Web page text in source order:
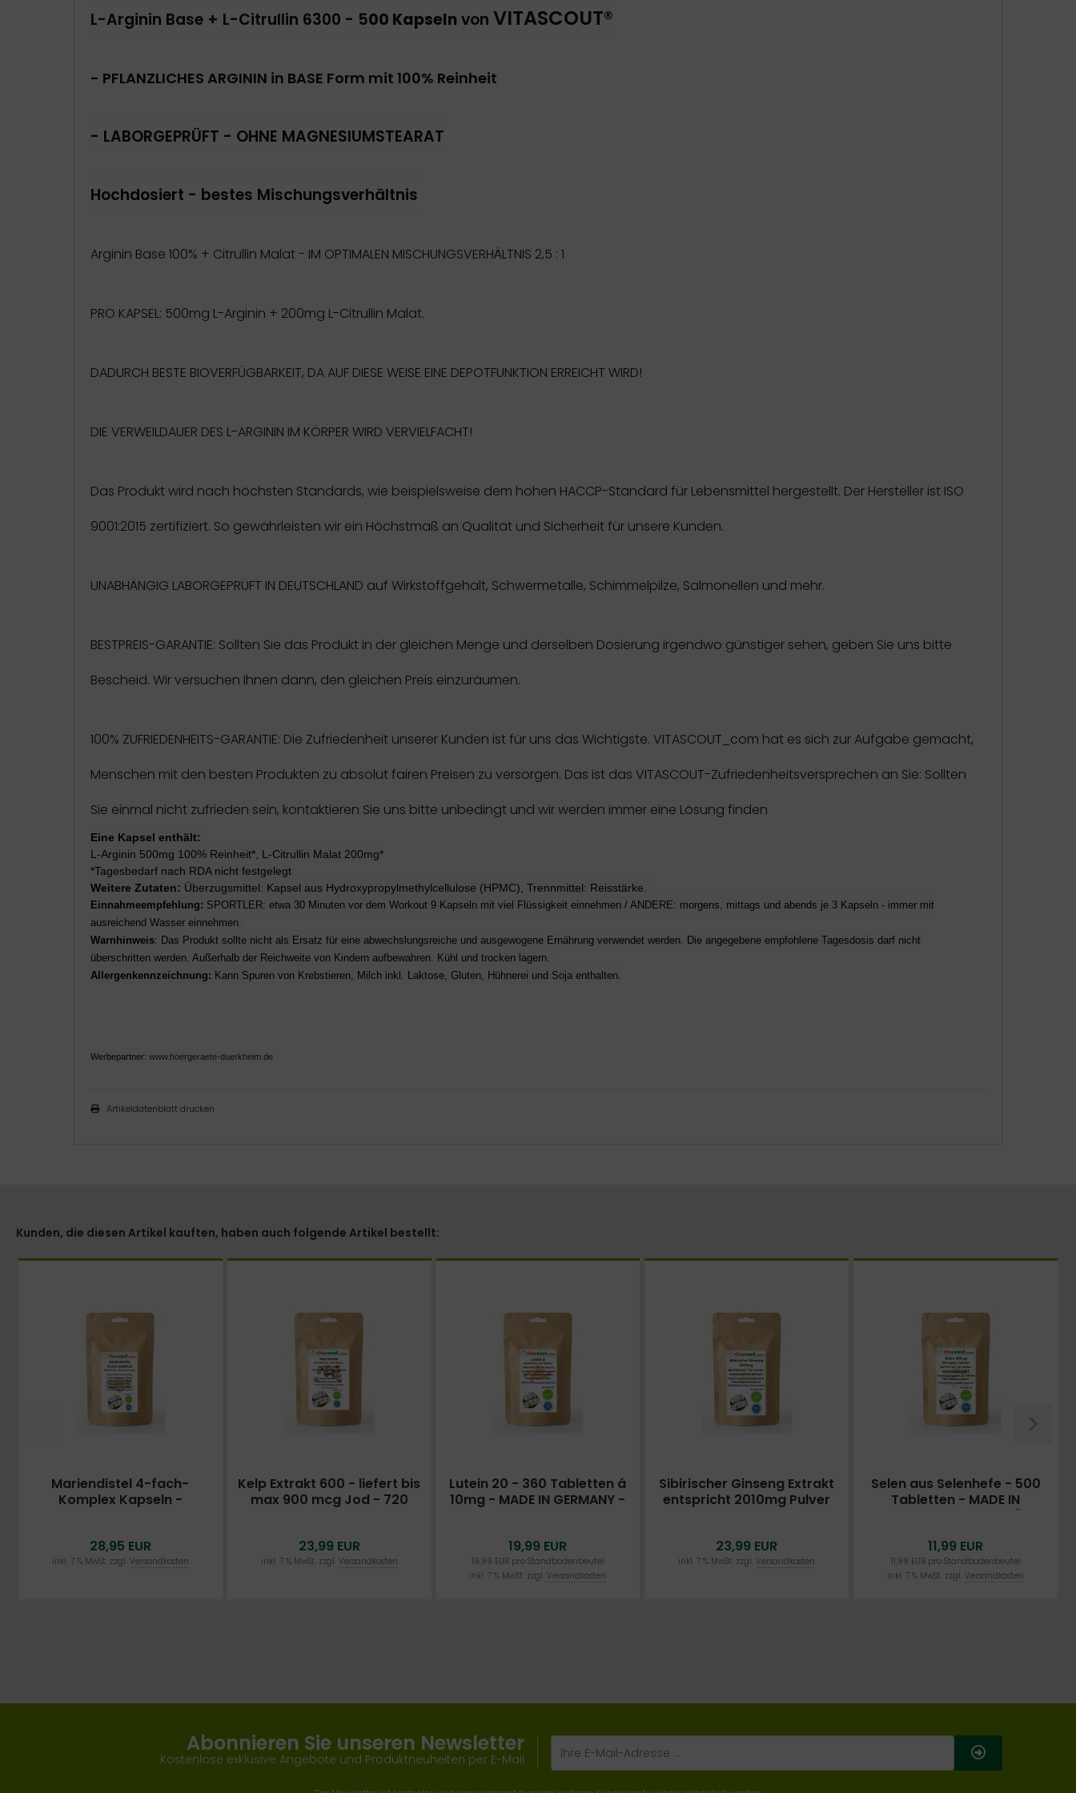
L-Arginin Base + L-Citrullin 6300 - 500 Kapseln von VITASCOUT®
- PFLANZLICHES ARGININ in BASE Form mit 100% Reinheit
- LABORGEPRÜFT - OHNE MAGNESIUMSTEARAT
Hochdosiert - bestes Mischungsverhältnis
Arginin Base 100% + Citrullin Malat - IM OPTIMALEN MISCHUNGSVERHÄLTNIS 2,5 : 1
PRO KAPSEL: 500mg L-Arginin + 200mg L-Citrullin Malat.
DADURCH BESTE BIOVERFÜGBARKEIT, DA AUF DIESE WEISE EINE DEPOTFUNKTION ERREICHT WIRD!
DIE VERWEILDAUER DES L-ARGININ IM KÖRPER WIRD VERVIELFACHT!
Das Produkt wird nach höchsten Standards, wie beispielsweise dem hohen HACCP-Standard für Lebensmittel hergestellt. Der Hersteller ist ISO
9001:2015 zertifiziert. So gewährleisten wir ein Höchstmaß an Qualität und Sicherheit für unsere Kunden.
UNABHÄNGIG LABORGEPRÜFT IN DEUTSCHLAND auf Wirkstoffgehalt, Schwermetalle, Schimmelpilze, Salmonellen und mehr.
BESTPREIS-GARANTIE: Sollten Sie das Produkt in der gleichen Menge und derselben Dosierung irgendwo günstiger sehen, geben Sie uns bitte
Bescheid. Wir versuchen Ihnen dann, den gleichen Preis einzuräumen.
100% ZUFRIEDENHEITS-GARANTIE: Die Zufriedenheit unserer Kunden ist für uns das Wichtigste. VITASCOUT_com hat es sich zur Aufgabe gemacht,
Menschen mit den besten Produkten zu absolut fairen Preisen zu versorgen. Das ist das VITASCOUT-Zufriedenheitsversprechen an Sie: Sollten
Sie einmal nicht zufrieden sein, kontaktieren Sie uns bitte unbedingt und wir werden immer eine Lösung finden
Eine Kapsel enthält:
L-Arginin 500mg 100% Reinheit*, L-Citrullin Malat 200mg*
*Tagesbedarf nach RDA nicht festgelegt
Weitere Zutaten: Überzugsmittel: Kapsel aus Hydroxypropylmethylcellulose (HPMC) , Trennmittel: Reisstärke.
Einnahmeempfehlung: SPORTLER: etwa 30 Minuten vor dem Workout 9 Kapseln mit viel Flüssigkeit einnehmen / ANDERE: morgens, mittags und abends je 3 Kapseln - immer mit
ausreichend Wasser einnehmen.
Warnhinweis: Das Produkt sollte nicht als Ersatz für eine abwechslungsreiche und ausgewogene Ernährung verwendet werden. Die angegebene empfohlene Tagesdosis darf nicht
überschritten werden. Außerhalb der Reichweite von Kindern aufbewahren. Kühl und trocken lagern.
Allergenkennzeichnung: Kann Spuren von Krebstieren, Milch inkl. Laktose, Gluten, Hühnerei und Soja enthalten.
Werbepartner: www.hoergeraete-duerkheim.de
Artikeldatenblatt drucken
Kunden, die diesen Artikel kauften, haben auch folgende Artikel bestellt:
Mariendistel 4-fach-
Komplex Kapseln -
Artischocke, Löwenzahn,
Desmodium - Leberfunktion
28,95 EUR
inkl. 7 % MwSt. zzgl. Versandkosten
Kelp Extrakt 600 - liefert bis
max 900 mcg Jod - 720
23,99 EUR
inkl. 7 % MwSt. zzgl. Versandkosten
Lutein 20 - 360 Tabletten á
10mg - MADE IN GERMANY -
19,99 EUR
19,99 EUR pro Standbodenbeutel
inkl. 7 % MwSt. zzgl.Versandkosten
Sibirischer Ginseng Extrakt
entspricht 2010mg Pulver
MAGNESIUMSTEARAT
23,99 EUR
inkl. 7 % MwSt. zzgl.Versandkosten
Selen aus Selenhefe - 500
Tabletten - MADE IN
GERMANY - LABORGEPRÜFT -
11,99 EUR
11,99 EUR pro Standbodenbeutel
inkl. 7 % MwSt. zzgl.Versandkosten
Abonnieren Sie unseren Newsletter
Kostenlose exklusive Angebote und Produktneuheiten per E-Mail